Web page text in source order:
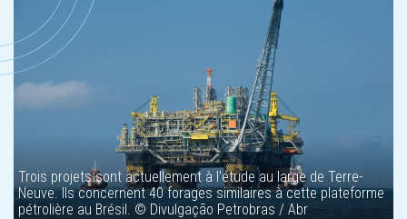
Trois projets sont actuellement à l'étude au large de Terre-
Neuve. Ils concernent 40 forages similaires à cette plateforme
pétrolière au Brésil. © Divulgação Petrobras / Abr